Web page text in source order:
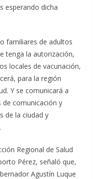
esperando dicha
familiares de adultos
tenga la autorización,
locales de vacunación,
para la región
Y se comunicará a
de comunicación y
de la ciudad y
Regional de Salud
Pérez, señaló que,
Agustín Luque